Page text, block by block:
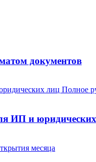
документов
ИП и